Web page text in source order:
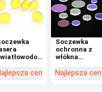
Znse
cena
Soczewka
ochronna z
włókna
kwarcowego
Najlepsza cena